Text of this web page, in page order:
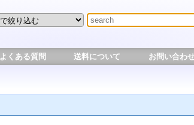
よくある質問 送料について お問い合わ